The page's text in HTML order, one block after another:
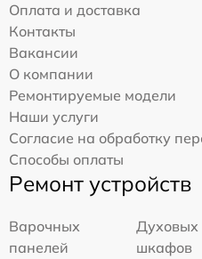
Оплата и доставка
Контакты
Вакансии
О компании
Ремонтируемые модели
Наши услуги
Согласие на обработку
Способы оплаты
Ремонт устройств
Варочных
панелей
Духовых
шкафов